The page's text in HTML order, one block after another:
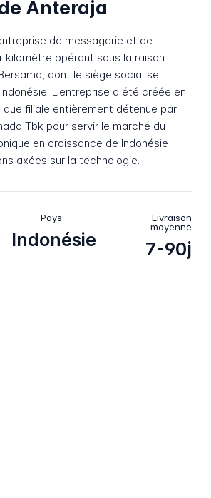
Anteraja
de messagerie et de
kilomètre opérant sous la raison
dont le siège social se
L'entreprise a été créée en
que filiale entièrement détenue par
Tbk pour servir le marché du
en croissance de Indonésie
axées sur la technologie.
Pays
Indonésie
Livraison
moyenne
7-90j